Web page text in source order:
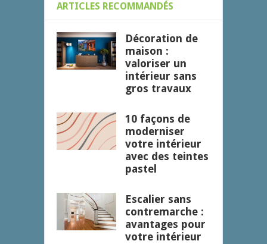
ARTICLES RECOMMANDÉS
Décoration de
maison :
valoriser un
intérieur sans
gros travaux
10 façons de
moderniser
votre intérieur
avec des teintes
pastel
Escalier sans
contremarche :
avantages pour
votre intérieur